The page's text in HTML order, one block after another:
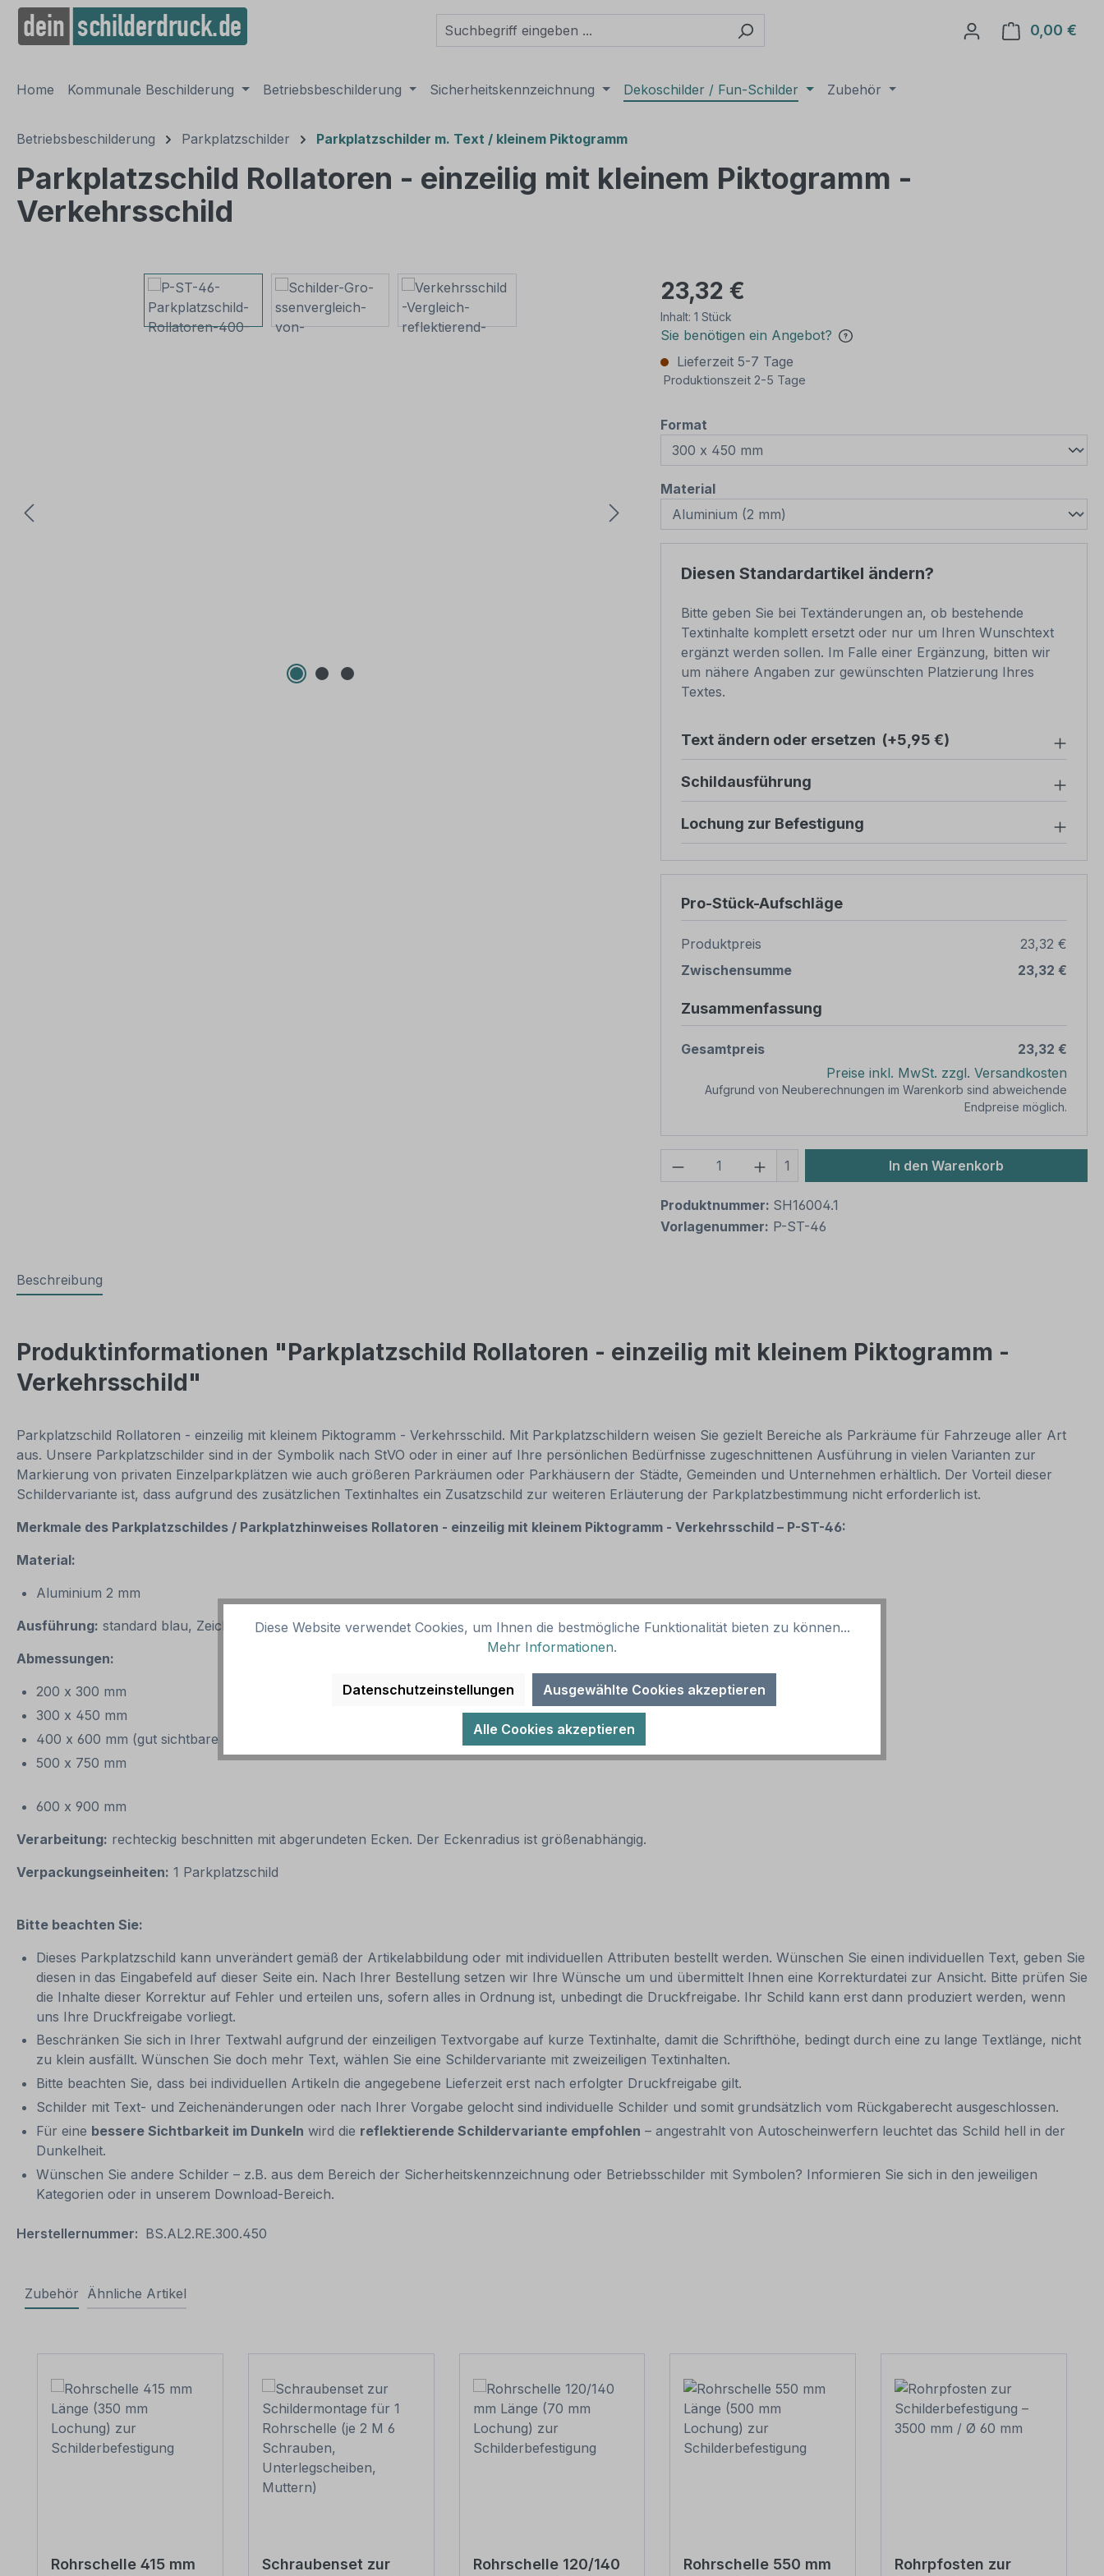
Zur Hauptnavigation springen
0,00 €
Home Kommunale Beschilderung Betriebsbeschilderung Sicherheitskennzeichnung Dekoschilder / Fun-Schilder Zubehör
Betriebsbeschilderung Parkplatzschilder Parkplatzschilder m. Text / kleinem Piktogramm
Parkplatzschild Rollatoren - einzeilig mit kleinem Piktogramm -
Verkehrsschild
Bildergalerie überspringen 23,32 €
Inhalt: 1 Stück
Sie benötigen ein Angebot?
Lieferzeit 5-7 Tage
Produktionszeit 2-5 Tage
Format
Materialauswählen
Diesen Standardartikel ändern?
Bitte geben Sie bei Textänderungen an, ob bestehende
Textinhalte komplett ersetzt oder nur um Ihren Wunschtext
ergänzt werden sollen. Im Falle einer Ergänzung, bitten wir
um nähere Angaben zur gewünschten Platzierung Ihres
Textes.
Text ändern oder ersetzen (+5,95 €)
Schildausführung
Lochung zur Befestigung
Pro-Stück-Aufschläge
Produktpreis
23,32 €
Zwischensumme
23,32 €
Zusammenfassung
Gesamtpreis
23,32 €
Preise inkl. MwSt. zzgl. Versandkosten
Aufgrund von Neuberechnungen im Warenkorb sind abweichende
Endpreise möglich.
Produkt Anzahl: Gib den gewünschten Wert
1 In den Warenkorb
Produktnummer: SH16004.1
Vorlagenummer: P-ST-46
Beschreibung
Produktinformationen "Parkplatzschild Rollatoren - einzeilig mit kleinem Piktogramm -
Verkehrsschild"
Parkplatzschild Rollatoren - einzeilig mit kleinem Piktogramm - Verkehrsschild. Mit Parkplatzschildern weisen Sie gezielt Bereiche als Parkräume für Fahrzeuge aller Art
aus. Unsere Parkplatzschilder sind in der Symbolik nach StVO oder in einer auf Ihre persönlichen Bedürfnisse zugeschnittenen Ausführung in vielen Varianten zur
Markierung von privaten Einzelparkplätzen wie auch größeren Parkräumen oder Parkhäusern der Städte, Gemeinden und Unternehmen erhältlich. Der Vorteil dieser
Schildervariante ist, dass aufgrund des zusätzlichen Textinhaltes ein Zusatzschild zur weiteren Erläuterung der Parkplatzbestimmung nicht erforderlich ist.
Merkmale des Parkplatzschildes / Parkplatzhinweises Rollatoren - einzeilig mit kleinem Piktogramm - Verkehrsschild – P-ST-46:
Material:
Aluminium 2 mm
Ausführung: standard blau, Zeichen und Text weiß. Alternative Ausführungen sind möglich.
Abmessungen:
200 x 300 mm
300 x 450 mm
400 x 600 mm (gut sichtbare Standardgröße – wird empfohlen)
500 x 750 mm
600 x 900 mm
Verarbeitung: rechteckig beschnitten mit abgerundeten Ecken. Der Eckenradius ist größenabhängig.
Verpackungseinheiten: 1 Parkplatzschild
Bitte beachten Sie:
Dieses Parkplatzschild kann unverändert gemäß der Artikelabbildung oder mit individuellen Attributen bestellt werden. Wünschen Sie einen individuellen Text, geben Sie
diesen in das Eingabefeld auf dieser Seite ein. Nach Ihrer Bestellung setzen wir Ihre Wünsche um und übermittelt Ihnen eine Korrekturdatei zur Ansicht. Bitte prüfen Sie
die Inhalte dieser Korrektur auf Fehler und erteilen uns, sofern alles in Ordnung ist, unbedingt die Druckfreigabe. Ihr Schild kann erst dann produziert werden, wenn
uns Ihre Druckfreigabe vorliegt.
Beschränken Sie sich in Ihrer Textwahl aufgrund der einzeiligen Textvorgabe auf kurze Textinhalte, damit die Schrifthöhe, bedingt durch eine zu lange Textlänge, nicht
zu klein ausfällt. Wünschen Sie doch mehr Text, wählen Sie eine Schildervariante mit zweizeiligen Textinhalten.
Bitte beachten Sie, dass bei individuellen Artikeln die angegebene Lieferzeit erst nach erfolgter Druckfreigabe gilt.
Schilder mit Text- und Zeichenänderungen oder nach Ihrer Vorgabe gelocht sind individuelle Schilder und somit grundsätzlich vom Rückgaberecht ausgeschlossen.
Für eine bessere Sichtbarkeit im Dunkeln wird die reflektierende Schildervariante empfohlen – angestrahlt von Autoscheinwerfern leuchtet das Schild hell in der
Dunkelheit.
Wünschen Sie andere Schilder – z.B. aus dem Bereich der Sicherheitskennzeichnung oder Betriebsschilder mit Symbolen? Informieren Sie sich in den jeweiligen
Kategorien oder in unserem Download-Bereich.
Herstellernummer: BS.AL2.RE.300.450
Zubehör Ähnliche Artikel
Rohrschelle 415 mm
Schraubenset zur
Rohrschelle 120/140
Rohrschelle 550 mm
Rohrpfosten zur
Diese Website verwendet Cookies, um Ihnen die bestmögliche Funktionalität bieten zu können...
Mehr Informationen.
Datenschutzeinstellungen Ausgewählte Cookies akzeptieren
Alle Cookies akzeptieren